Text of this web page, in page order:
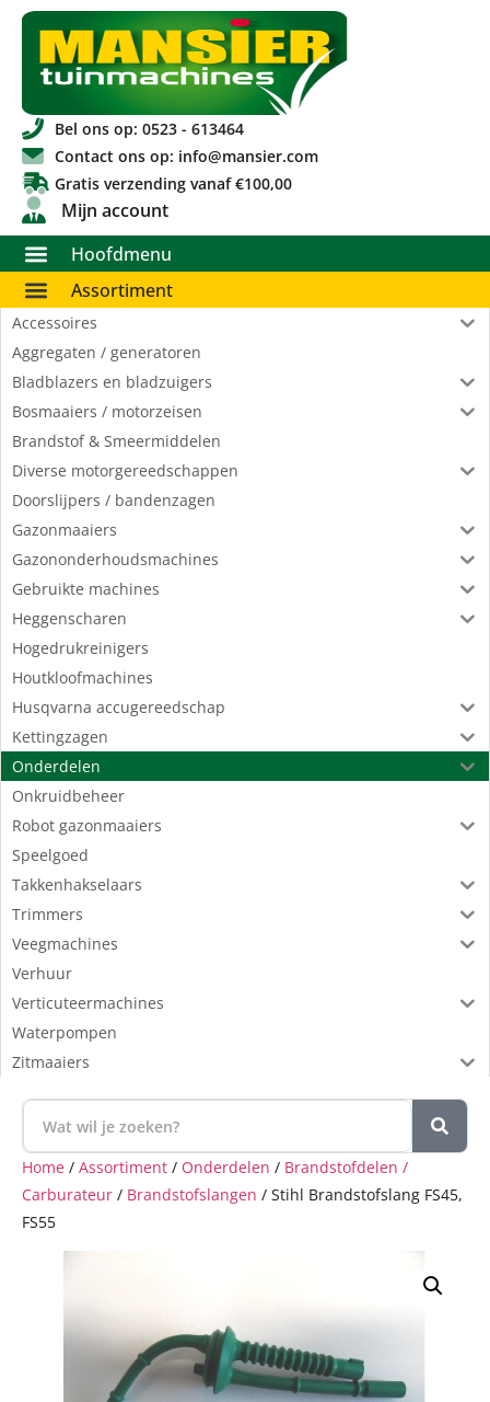
Bel ons op: 0523 - 613464
Contact ons op: info@mansier.com
Gratis verzending vanaf €100,00
Mijn account
Hoofdmenu
Assortiment
Accessoires
Aggregaten / generatoren
Bladblazers en bladzuigers
Bosmaaiers / motorzeisen
Brandstof & Smeermiddelen
Diverse motorgereedschappen
Doorslijpers / bandenzagen
Gazonmaaiers
Gazononderhoudsmachines
Gebruikte machines
Heggenscharen
Hogedrukreinigers
Houtkloofmachines
Husqvarna accugereedschap
Kettingzagen
Onderdelen
Onkruidbeheer
Robot gazonmaaiers
Speelgoed
Takkenhakselaars
Trimmers
Veegmachines
Verhuur
Verticuteermachines
Waterpompen
Zitmaaiers
Home / Assortiment / Onderdelen / Brandstofdelen /
Carburateur / Brandstofslangen / Stihl Brandstofslang FS45,
FS55